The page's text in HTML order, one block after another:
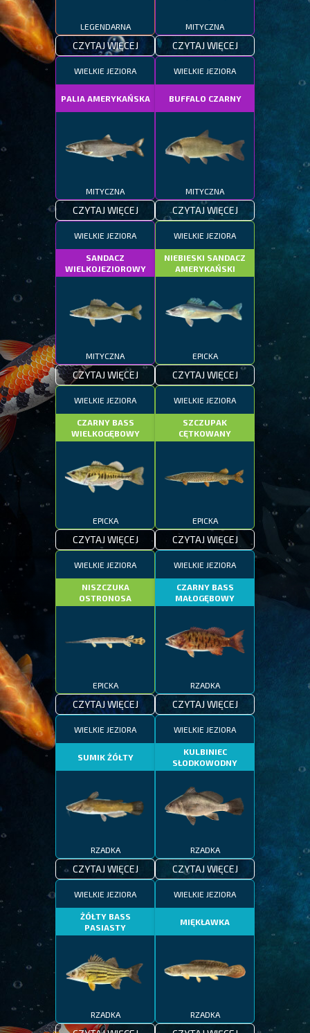
LEGENDARNA
CZYTAJ WIĘCEJ
MITYCZNA
CZYTAJ WIĘCEJ
WIELKIE JEZIORA
PALIA AMERYKAŃSKA
MITYCZNA
CZYTAJ WIĘCEJ
WIELKIE JEZIORA
BUFFALO CZARNY
MITYCZNA
CZYTAJ WIĘCEJ
WIELKIE JEZIORA
SANDACZ
WIELKOJEZIOROWY
MITYCZNA
CZYTAJ WIĘCEJ
WIELKIE JEZIORA
NIEBIESKI SANDACZ
AMERYKAŃSKI
EPICKA
CZYTAJ WIĘCEJ
WIELKIE JEZIORA
CZARNY BASS
WIELKOGĘBOWY
EPICKA
CZYTAJ WIĘCEJ
WIELKIE JEZIORA
SZCZUPAK
CĘTKOWANY
EPICKA
CZYTAJ WIĘCEJ
WIELKIE JEZIORA
NISZCZUKA
OSTRONOSA
EPICKA
CZYTAJ WIĘCEJ
WIELKIE JEZIORA
CZARNY BASS
MAŁOGĘBOWY
RZADKA
CZYTAJ WIĘCEJ
WIELKIE JEZIORA
SUMIK ŻÓŁTY
RZADKA
CZYTAJ WIĘCEJ
WIELKIE JEZIORA
KULBINIEC
SŁODKOWODNY
RZADKA
CZYTAJ WIĘCEJ
WIELKIE JEZIORA
ŻÓŁTY BASS
PASIASTY
RZADKA
WIELKIE JEZIORA
MIĘKŁAWKA
RZADKA